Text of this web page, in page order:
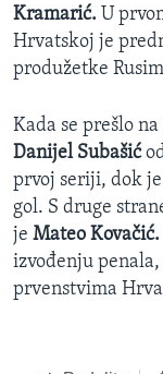
Kramarić. U
Hrvatskoj je
produžetke
Kada se prešlo
Danijel Subašić
prvoj seriji, dok je
gol. S druge
je Mateo Kovačić.
izvođenju
prvenstvima